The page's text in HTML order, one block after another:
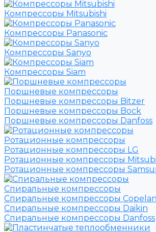
Компрессоры Mitsubishi
Компрессоры Panasonic
Компрессоры Sanyo
Компрессоры Siam
Поршневые компрессоры
Поршневые компрессоры Bitzer
Поршневые компрессоры Bock
Поршневые компрессоры Danfoss
Ротационные компрессоры
Ротационные компрессоры LG
Ротационные компрессоры
Ротационные компрессоры
Спиральные компрессоры
Спиральные компрессоры
Спиральные компрессоры Daikin
Спиральные компрессоры Danfoss